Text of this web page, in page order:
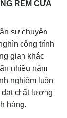
RÈM CỬA
sự chuyên
công trình
gian khác
nhiều năm
nghiệm luôn
đạt chất lượng
hàng.